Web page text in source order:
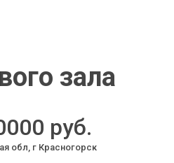
зала
руб.
обл, г Красногорск